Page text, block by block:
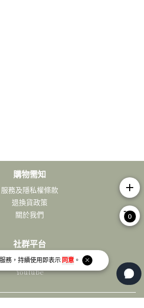
服務，持續使用即表示 同意。
購物需知
服務及隱私權條款
退換貨政策
關於我們
社群平台
Facebook
Youtube
add
0